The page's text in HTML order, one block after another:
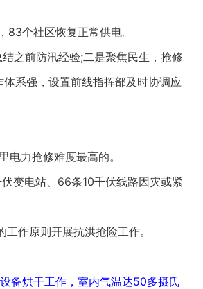
个社区恢复正常供电。
之前防汛经验;二是聚焦民生，抢修
系强，设置前线指挥部及时协调应
力抢修难度最高的。
变电站、66条10千伏线路因灾或紧
作原则开展抗洪抢险工作。
备烘干工作，室内气温达50多摄氏